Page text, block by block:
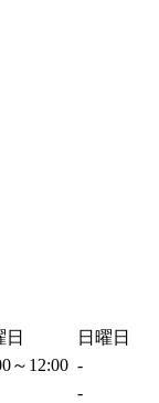
日
日曜日
～12:00 -
-